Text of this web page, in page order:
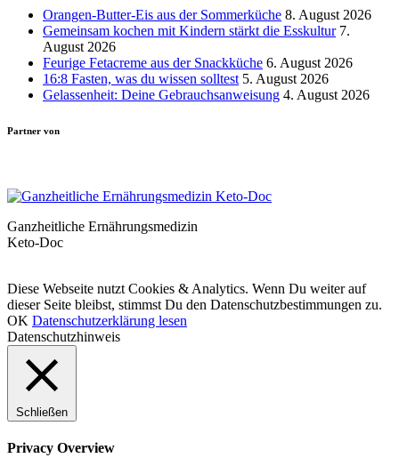
Orangen-Butter-Eis aus der Sommerküche 8. August 2026
Gemeinsam kochen mit Kindern stärkt die Esskultur 7.
August 2026
Feurige Fetacreme aus der Snackküche 6. August 2026
16:8 Fasten, was du wissen solltest 5. August 2026
Gelassenheit: Deine Gebrauchsanweisung 4. August 2026
Partner von
Ganzheitliche Ernährungsmedizin
Keto-Doc
Diese Webseite nutzt Cookies & Analytics. Wenn Du weiter auf
dieser Seite bleibst, stimmst Du den Datenschutzbestimmungen zu.
OK Datenschutzerklärung lesen
Datenschutzhinweis
Schließen
Privacy Overview